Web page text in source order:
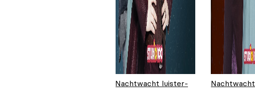
Nachtwacht luister-
Nachtwacht